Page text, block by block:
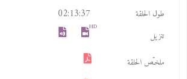
طول الحلقة 02:13:37
تنزيل
HD
ملخـّص الحلقة